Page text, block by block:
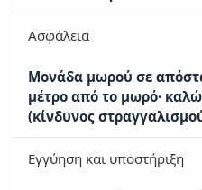
Ασφάλεια
Μονάδα μωρού σε
μέτρο από το μωρό·
(κίνδυνος
Εγγύηση και υποστήριξη